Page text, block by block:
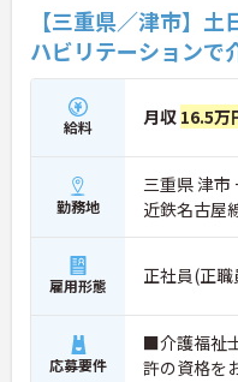
【三重県／津市】
ハビリテーションで
給料 月収 16.5万
勤務地
三重県 津市
近鉄名古屋
雇用形態 正社員(正職
応募要件
■介護福祉
許の資格を